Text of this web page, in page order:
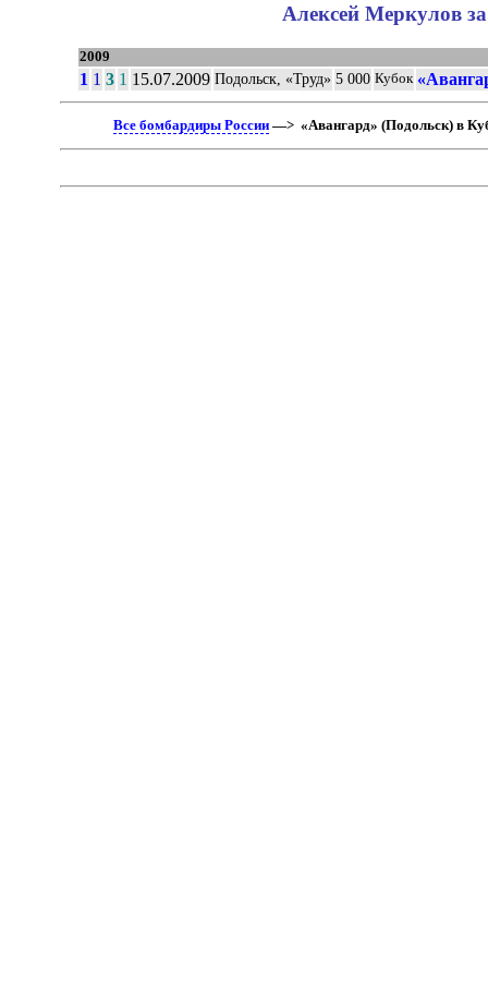
Алексей Меркулов
2009
1 1 3 1 15.07.2009 Подольск, «Труд» 5 000 Кубок
Все бомбардиры России —> «Авангард» (Подольск) в